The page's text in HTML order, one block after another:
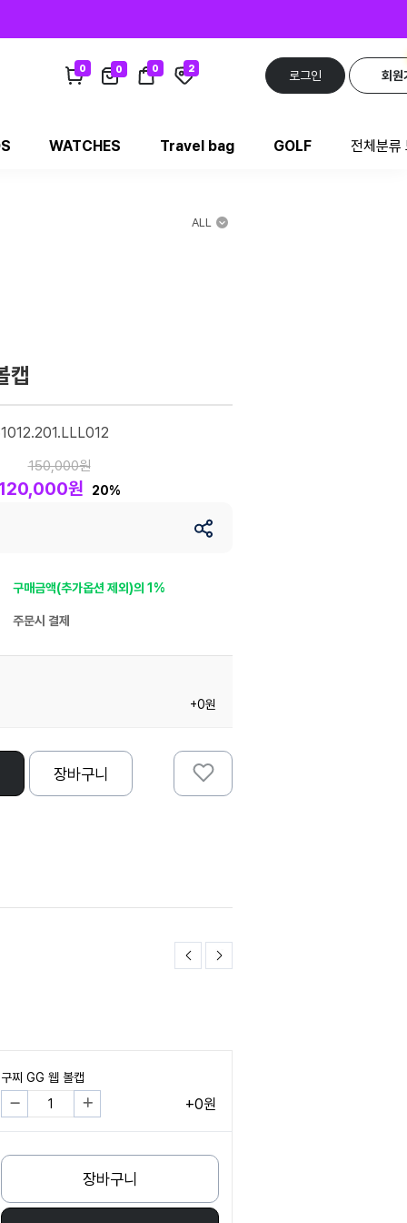
0 0 0 2
로그인 회원
WATCHES Travel bag GOLF 전체분류
ALL
캡
150,000원
원 20%
구매금액(추가옵션 제외)의 1%
주문시 결제
+0원
장바구니
구찌 GG 웹 볼캡
+0원
장바구니